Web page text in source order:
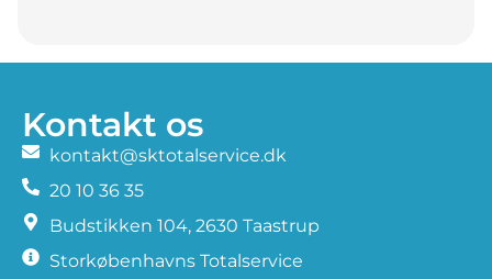
Kontakt os
kontakt@sktotalservice.dk
20 10 36 35
​Budstikken 104, 2630 Taastrup
Storkøbenhavns Totalservice